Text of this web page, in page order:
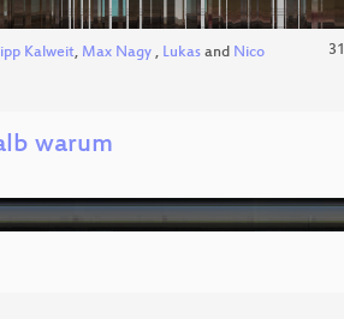
Kalweit, Max Nagy , Lukas and Nico
warum